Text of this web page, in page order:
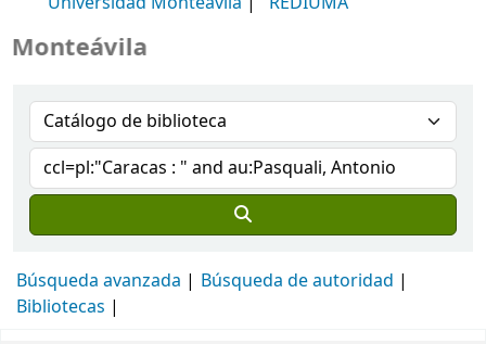
Búsqueda avanzada
Búsqueda de autoridad
Bibliotecas